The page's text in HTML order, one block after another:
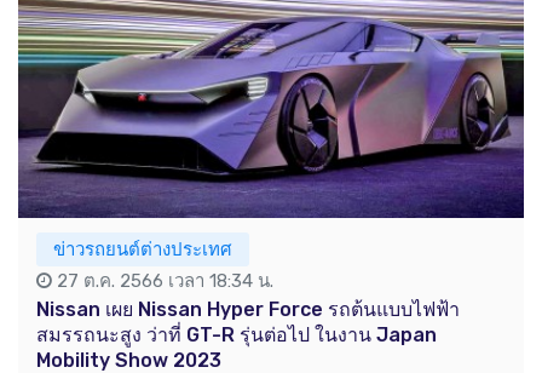
ข่าวรถยนต์ต่างประเทศ
27 ต.ค. 2566 เวลา 18:34 น.
Nissan เผย Nissan Hyper Force รถต้นแบบไฟฟ้า
สมรรถนะสูง ว่าที่ GT-R รุ่นต่อไป ในงาน Japan
Mobility Show 2023